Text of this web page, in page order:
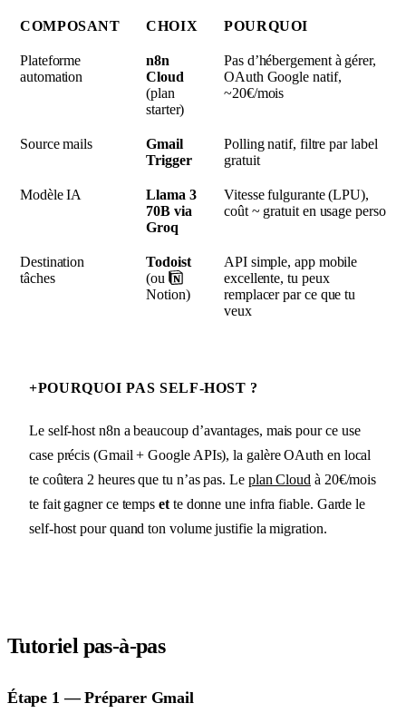
COMPOSANT CHOIX POURQUOI
Plateforme
automation
n8n
Cloud
(plan
starter)
Pas d’hébergement à gérer,
OAuth Google natif,
~20€/mois
Source mails
Gmail
Trigger
Polling natif, filtre par label
gratuit
Modèle IA
Llama 3
70B via
Groq
Vitesse fulgurante (LPU),
coût ~ gratuit en usage perso
Destination
tâches
Todoist
(ou
Notion)
API simple, app mobile
excellente, tu peux
remplacer par ce que tu
veux
+POURQUOI PAS SELF-HOST ?
Le self-host n8n a beaucoup d’avantages, mais pour ce use
case précis (Gmail + Google APIs), la galère OAuth en local
te coûtera 2 heures que tu n’as pas. Le plan Cloud à 20€/mois
te fait gagner ce tempsette donne une infra fiable. Garde le
self-host pour quand ton volume justifie la migration.
Tutoriel pas-à-pas
Étape 1 — Préparer Gmail